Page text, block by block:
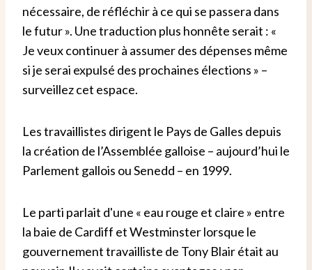
nécessaire, de réfléchir à ce qui se passera dans
le futur ». Une traduction plus honnête serait : «
Je veux continuer à assumer des dépenses même
si je serai expulsé des prochaines élections » –
surveillez cet espace.
Les travaillistes dirigent le Pays de Galles depuis
la création de l’Assemblée galloise – aujourd’hui le
Parlement gallois ou Senedd – en 1999.
Le parti parlait d'une « eau rouge et claire » entre
la baie de Cardiff et Westminster lorsque le
gouvernement travailliste de Tony Blair était au